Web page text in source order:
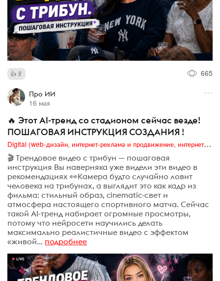
2 665
Про ИИ
16 мая
🔥 Этот AI-тренд со стадионом сейчас везде!
ПОШАГОВАЯ ИНСТРУКЦИЯ СОЗДАНИЯ !
Digital (web-дизайн, интернет-реклама и продвижение, интернет-сообщества и блоги, интернет-коммуникации, мобильный маркетинг, реклама на цифровых экранах)
🎬 Трендовое видео с трибун — пошаговая
инструкция Вы наверняка уже видели эти видео в
рекомендациях 👀Камера будто случайно ловит
человека на трибунах, а выглядит это как кадр из
фильма: стильный образ, cinematic-свет и
атмосфера настоящего спортивного матча. Сейчас
такой AI-тренд набирает огромные просмотры,
потому что нейросети научились делать
максимально реалистичные видео с эффектом
«живой... подробнее